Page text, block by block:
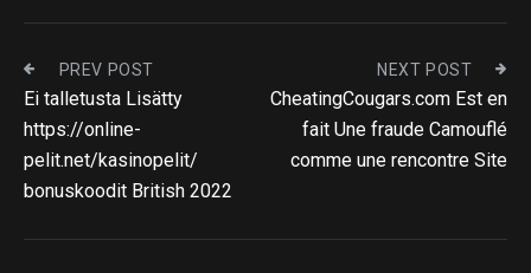
PREV POST
Ei talletusta Lisätty
https://online-
pelit.net/kasinopelit/
bonuskoodit British 2022
NEXT POST
CheatingCougars.com Est en
fait Une fraude Camouflé
comme une rencontre Site